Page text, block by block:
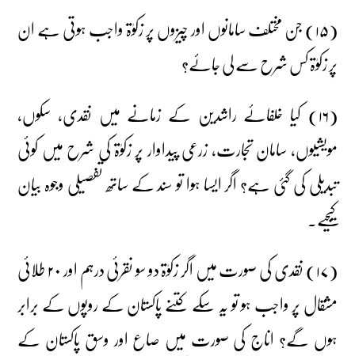
(۱۵) جن مختلف سامانوں اور چیزوں پر زکوٰۃ واجب ہوتی ہے ان
پر زکوٰۃ کس شرح سے لی جائے؟
(۱۶) کیا خلفائے راشدین کے زمانے میں نقدی، سکوں،
مویشیوں، سامان تجارت، زرعی پیداوار پر زکوٰۃ کی شرح میں کوئی
تبدیلی کی گئی ہے؟ اگر ایسا ہوا تو سند کے ساتھ تفصیلی وجوہ بیان
کیجیے۔
(۱۷) نقدی کی صورت میں اگر زکوٰۃ دو سو نقرئی درہم اور ۲۰ طلائی
مشقال پر واجب ہو تو یہ سکے کتنے پاکستان کے روپوں کے برابر
ہوں گے؟ اناج کی صورت میں صاع اور وسق پاکستان کے